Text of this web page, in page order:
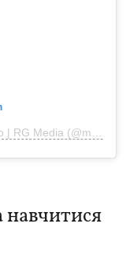
навчитися